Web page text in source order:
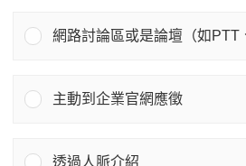
網路討論區或是論壇（如PTT
主動到企業官網應徵
透過人脈介紹